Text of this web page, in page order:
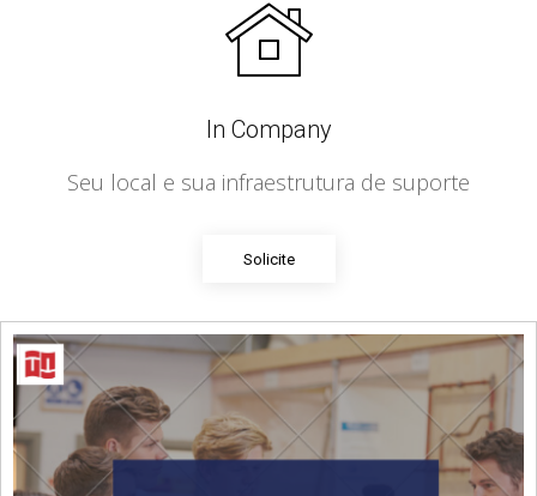
In Company
Seu local e sua infraestrutura de suporte
Solicite